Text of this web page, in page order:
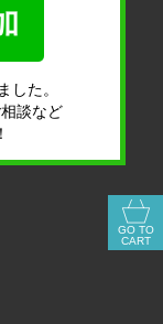
した。
談など
GO TO
CART